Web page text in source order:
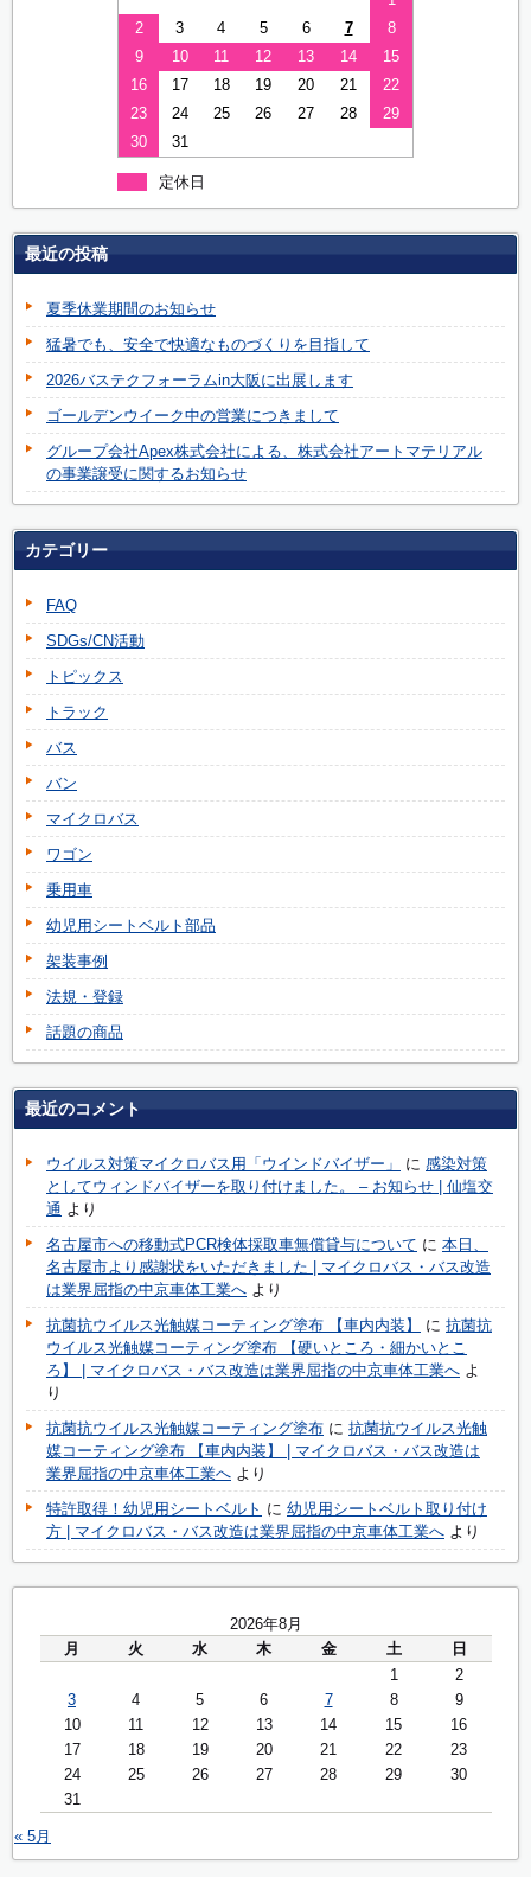
2
3 4 5 6 7
8
9
10 11 12 13 14
15
16
17 18 19 20 21
22
23
24 25 26 27 28
29
30
31
定休日
最近の投稿
夏季休業期間のお知らせ
猛暑でも、安全で快適なものづくりを目指して
2026バステクフォーラムin大阪に出展します
ゴールデンウイーク中の営業につきまして
グループ会社Apex株式会社による、株式会社アートマテリアル
の事業譲受に関するお知らせ
カテゴリー
FAQ
SDGs/CN活動
トピックス
トラック
バス
バン
マイクロバス
ワゴン
乗用車
幼児用シートベルト部品
架装事例
法規・登録
話題の商品
最近のコメント
ウイルス対策マイクロバス用「ウインドバイザー」 に 感染対策
としてウィンドバイザーを取り付けました。 – お知らせ | 仙塩交
通 より
名古屋市への移動式PCR検体採取車無償貸与について に 本日、
名古屋市より感謝状をいただきました | マイクロバス・バス改造
は業界屈指の中京車体工業へ より
抗菌抗ウイルス光触媒コーティング塗布 【車内内装】
に 抗菌抗
ウイルス光触媒コーティング塗布 【硬いところ・細かいとこ
ろ】 | マイクロバス・バス改造は業界屈指の中京車体工業へ よ
り
抗菌抗ウイルス光触媒コーティング塗布 に 抗菌抗ウイルス光触
媒コーティング塗布 【車内内装】 | マイクロバス・バス改造は
業界屈指の中京車体工業へ より
特許取得！幼児用シートベルト に 幼児用シートベルト取り付け
方 | マイクロバス・バス改造は業界屈指の中京車体工業へ より
2026年8月
月
火 水 木 金 土
日
1
2
3
4 5 6 7 8
9
10
11 12 13 14 15
16
17
18 19 20 21 22
23
24
25 26 27 28 29
30
31
« 5月